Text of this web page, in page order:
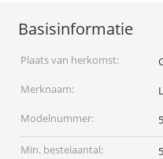
Basisinformatie
Plaats van herkomst:
Merknaam:
Modelnummer:
Min. bestelaantal: